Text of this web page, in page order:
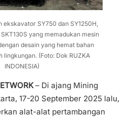
ekskavator SY750 dan SY1250H,
yang memadukan mesin
desain yang hemat bahan
lingkungan. (Foto: Dok RUZKA
INDONESIA)
– Di ajang Mining
17-20 September 2025 lalu,
alat-alat pertambangan